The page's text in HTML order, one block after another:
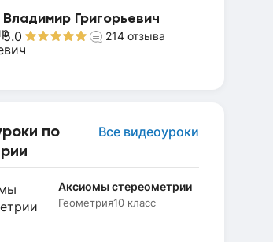
Владимир Григорьевич
5.0 214 отзыва
по
Все видеоуроки
Аксиомы стереометрии
Геометрия10 класс